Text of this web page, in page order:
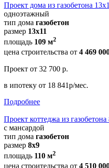
Проект дома из газобетона
одноэтажный
тип дома газобетон
размер 13x11
площадь 109 м2
цена строительства от 4 469
Проект от 32 700 р.
в ипотеку от 18 841р/мес.
Подробнее
Проект коттеджа из
с мансардой
тип дома газобетон
размер 8х9
площадь 110 м2
цена строительства от 4 510